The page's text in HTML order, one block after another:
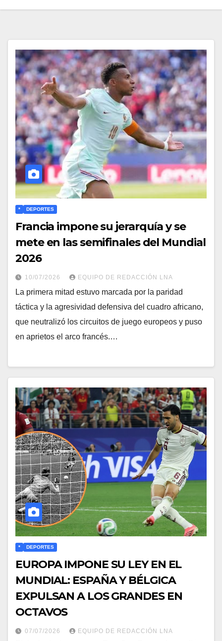
* DEPORTES
Francia impone su jerarquía y se
mete en las semifinales del Mundial
2026
10/07/2026 EQUIPO DE REDACCIÓN LNA
​La primera mitad estuvo marcada por la paridad
táctica y la agresividad defensiva del cuadro africano,
que neutralizó los circuitos de juego europeos y puso
en aprietos el arco francés.…
* DEPORTES
EUROPA IMPONE SU LEY EN EL
MUNDIAL: ESPAÑA Y BÉLGICA
EXPULSAN A LOS GRANDES EN
OCTAVOS
07/07/2026 EQUIPO DE REDACCIÓN LNA